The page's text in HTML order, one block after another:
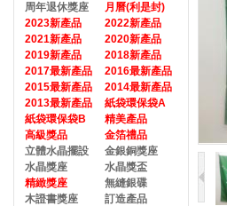
周年退休獎座
月曆(利是封)
2023新產品
2022新產品
2021新產品
2020新產品
2019新產品
2018新產品
2017最新產品
2016最新產品
2015最新產品
2014最新產品
2013最新產品
紙袋環保袋A
紙袋環保袋B
精美產品
高級獎品
金箔禮品
立體水晶擺設
金銀銅獎座
水晶獎座
水晶獎盃
精緻獎座
無縫銀碟
木證書獎座
訂造產品